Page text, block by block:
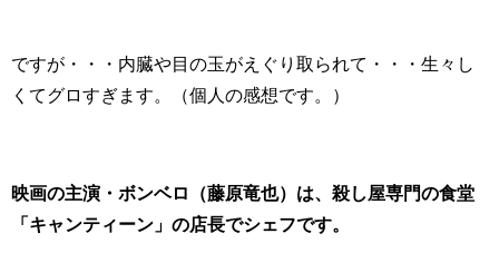
ですが・・・内臓や目の玉がえぐり取られて・・・生々し
くてグロすぎます。（個人の感想です。）
映画の主演・ボンベロ（藤原竜也）は、殺し屋専門の食堂
「キャンティーン」の店長でシェフです。